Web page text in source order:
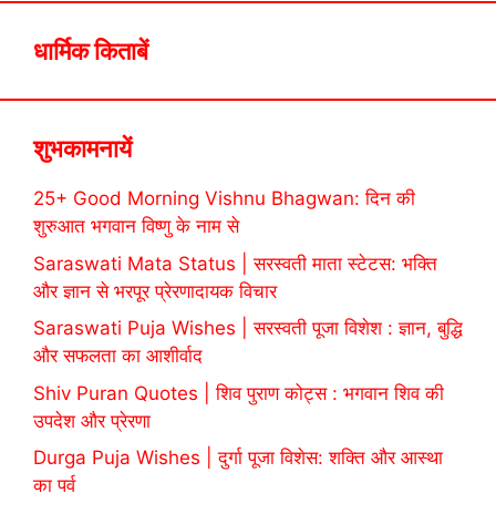
धार्मिक किताबें
शुभकामनायें
25+ Good Morning Vishnu Bhagwan: दिन की
शुरुआत भगवान विष्णु के नाम से
Saraswati Mata Status | सरस्वती माता स्टेटस: भक्ति
और ज्ञान से भरपूर प्रेरणादायक विचार
Saraswati Puja Wishes | सरस्वती पूजा विशेश : ज्ञान, बुद्धि
और सफलता का आशीर्वाद
Shiv Puran Quotes | शिव पुराण कोट्स : भगवान शिव की
उपदेश और प्रेरणा
Durga Puja Wishes | दुर्गा पूजा विशेस: शक्ति और आस्था
का पर्व